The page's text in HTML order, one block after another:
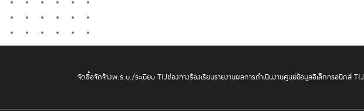
จัดซื้อจัดจ้างพ.ร.บ./ระเบียบ TIJช่องทางร้องเรียนรายงานผลการดำเนินงานศูนย์ข้อมูลอิเล็กทรอนิกส์ TIJ